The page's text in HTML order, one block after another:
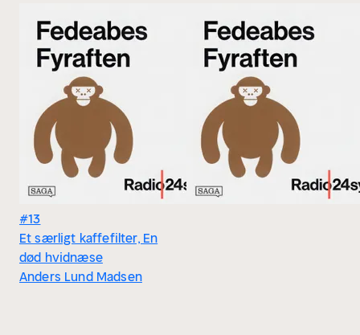
#13
Et særligt kaffefilter, En
død hvidnæse
Anders Lund Madsen